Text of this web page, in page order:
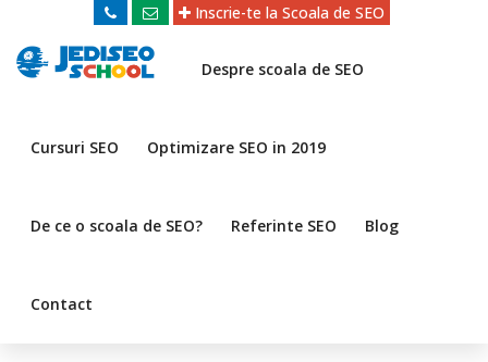
Inscrie-te la Scoala de SEO
Despre scoala de SEO
Cursuri SEO Optimizare SEO in 2019
De ce o scoala de SEO? Referinte SEO Blog
Contact